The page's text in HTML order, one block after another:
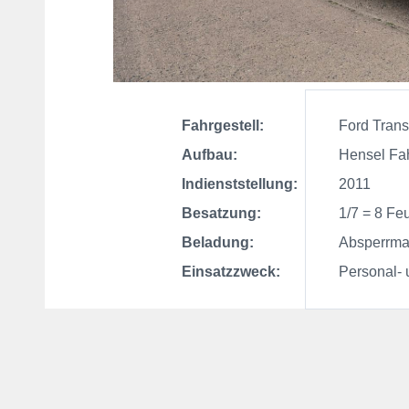
Fahrgestell:
Aufbau:
Indienststellung:
Besatzung:
Beladung:
Einsatzzweck:
Ford
Hensel
2011
1/7 = 8
Personal-